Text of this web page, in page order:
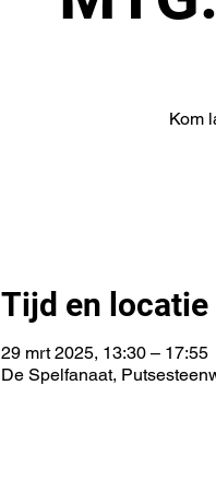
Kom
Tijd en locatie
29 mrt 2025, 13:30 – 17:55
De Spelfanaat,